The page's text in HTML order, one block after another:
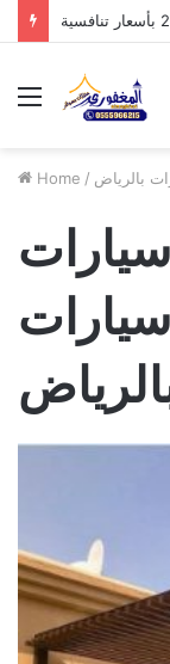
Menu
Home / بالرياض